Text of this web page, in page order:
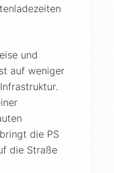
und
auf weniger
die PS
die Straße